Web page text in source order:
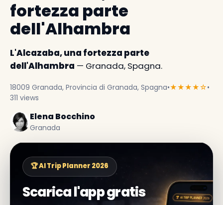
fortezza parte
dell'Alhambra
L'Alcazaba, una fortezza parte
dell'Alhambra — Granada, Spagna.
18009 Granada, Provincia di Granada, Spagna•★★★★☆•
311 views
Elena Bocchino
Granada
🏆 AI Trip Planner 2026
Scarica l'app gratis